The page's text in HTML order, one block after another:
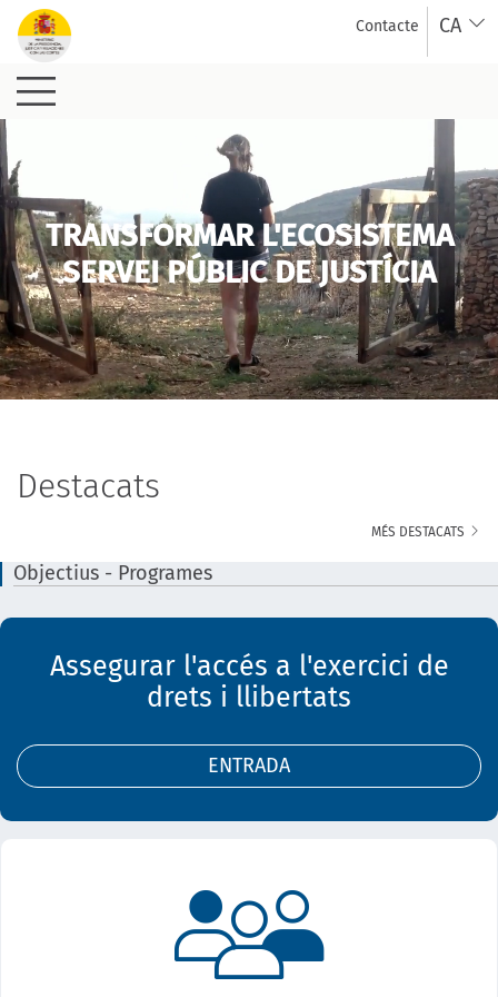
Salta al contingut principal Contacte CA
Inici
TRANSFORMAR L'ECOSISTEMA
SERVEI PÚBLIC DE JUSTÍCIA
Destacats
MÉS DESTACATS
Objectius - Programes
Assegurar l'accés a l'exercici de
drets i llibertats
ENTRADA